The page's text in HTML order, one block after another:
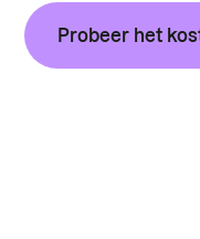
Probeer het